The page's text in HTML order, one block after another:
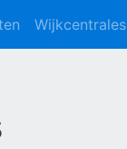
Wijkcentrales